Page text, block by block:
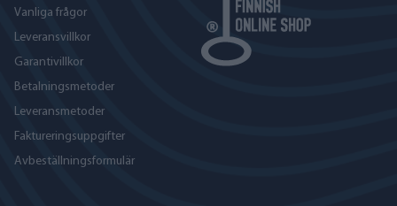
Vanliga frågor
Leveransvillkor
Garantivillkor
Betalningsmetoder
Leveransmetoder
Faktureringsuppgifter
Avbeställningsformulär